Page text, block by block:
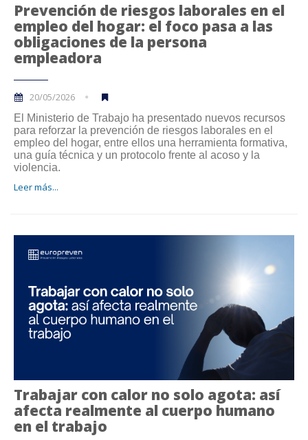
Prevención de riesgos laborales en el
empleo del hogar: el foco pasa a las
obligaciones de la persona
empleadora
20/05/2026
El Ministerio de Trabajo ha presentado nuevos recursos
para reforzar la prevención de riesgos laborales en el
empleo del hogar, entre ellos una herramienta formativa,
una guía técnica y un protocolo frente al acoso y la
violencia.
Leer más...
Trabajar con calor no solo agota: así
afecta realmente al cuerpo humano
en el trabajo